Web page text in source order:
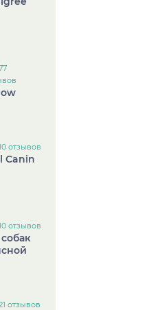
отзывов
Canin
отзывов
отзывов